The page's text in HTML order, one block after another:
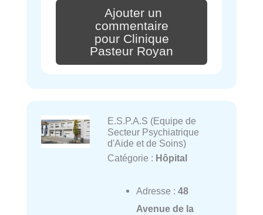
Ajouter un
commentaire
pour Clinique
Pasteur Royan
E.S.P.A.S (Equipe de
Secteur Psychiatrique
d'Aide et de Soins)
Catégorie : Hôpital
Adresse : 48
Avenue de la